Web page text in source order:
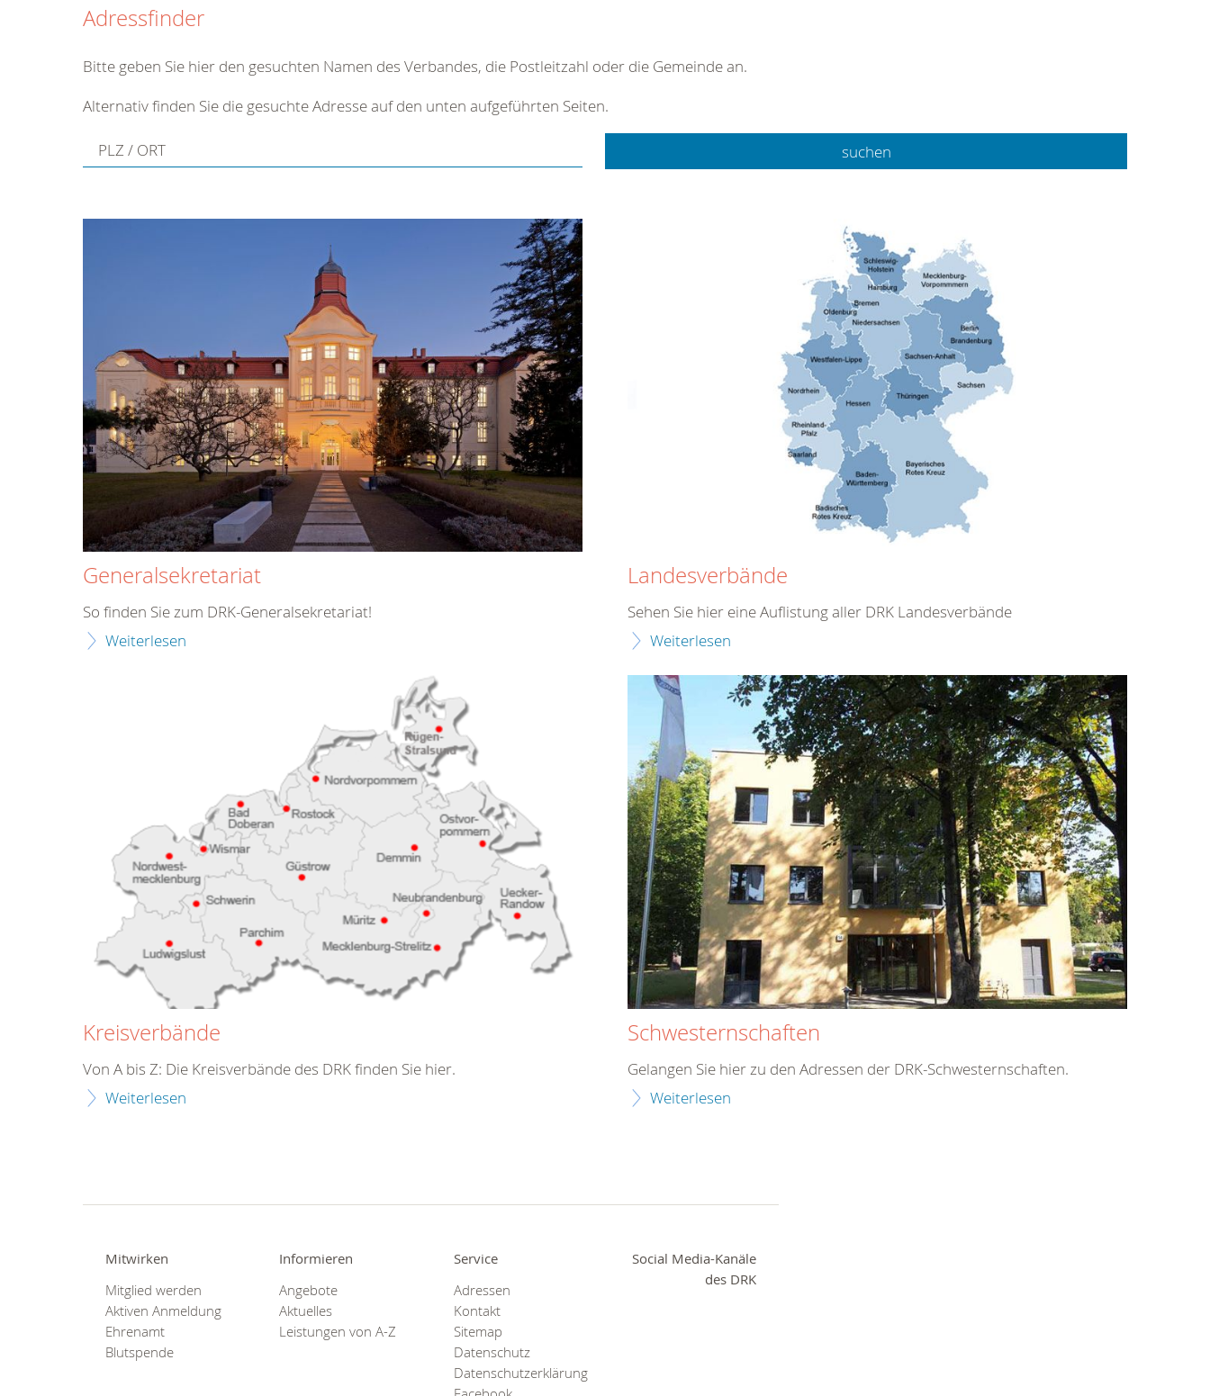
Adressfinder
Bitte geben Sie hier den gesuchten Namen des Verbandes, die Postleitzahl oder die Gemeinde an.
Alternativ finden Sie die gesuchte Adresse auf den unten aufgeführten Seiten.
PLZ / ORT
Generalsekretariat
So finden Sie zum DRK-Generalsekretariat!
Weiterlesen
Landesverbände
Sehen Sie hier eine Auflistung aller DRK Landesverbände
Weiterlesen
Kreisverbände
Von A bis Z: Die Kreisverbände des DRK finden Sie hier.
Weiterlesen
Schwesternschaften
Gelangen Sie hier zu den Adressen der DRK-Schwesternschaften.
Weiterlesen
Mitwirken
Mitglied werden
Aktiven Anmeldung
Ehrenamt
Blutspende
Informieren
Angebote
Aktuelles
Leistungen von A-Z
Service
Adressen
Kontakt
Sitemap
Datenschutz
Datenschutzerklärung
Social Media-Kanäle
des DRK